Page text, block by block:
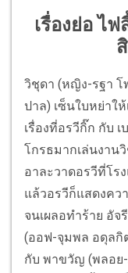
เรื่องย่อ ไฟ
วิชุดา (หญิง-รฐา โ
ปาล) เซ็นใบหย่าใ
เรื่องที่อรวีกิ๊ก กับ
โกรธมากเล่นงาน
อาละวาดอรวีที่โร
แล้วอรวีก็แสดงคว
จนเผลอทำร้าย อัจ
(ออฟ-จุมพล อดุลกิ
กับ พาขวัญ (พลอย